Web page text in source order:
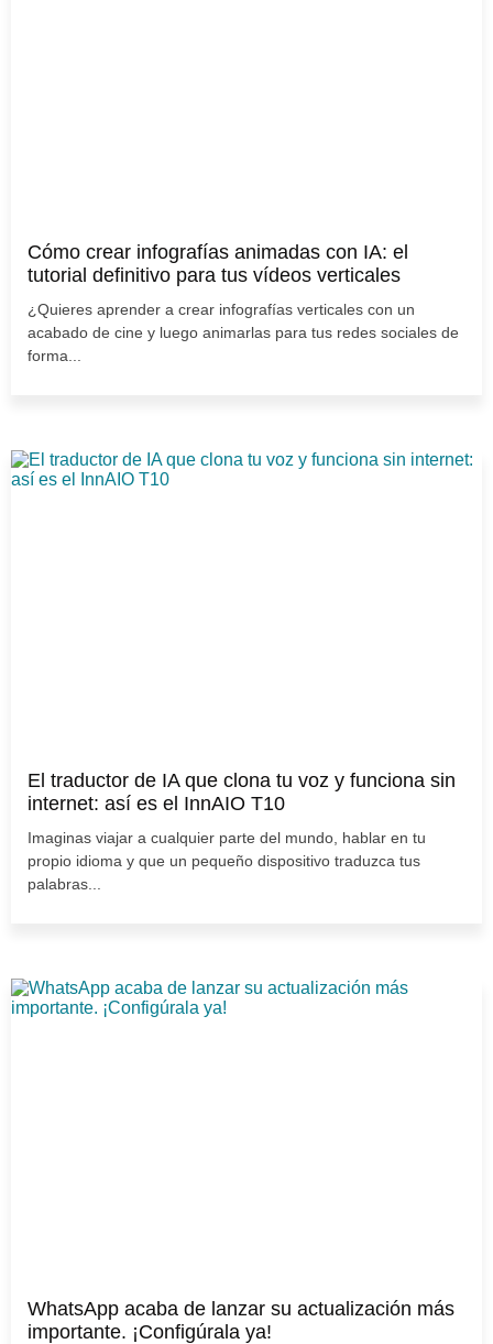
Cómo crear infografías animadas con IA: el
tutorial definitivo para tus vídeos verticales
¿Quieres aprender a crear infografías verticales con un
acabado de cine y luego animarlas para tus redes sociales de
forma...
El traductor de IA que clona tu voz y funciona sin
internet: así es el InnAIO T10
Imaginas viajar a cualquier parte del mundo, hablar en tu
propio idioma y que un pequeño dispositivo traduzca tus
palabras...
WhatsApp acaba de lanzar su actualización más
importante. ¡Configúrala ya!